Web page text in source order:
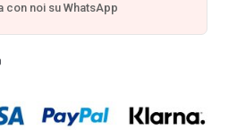
con noi su WhatsApp